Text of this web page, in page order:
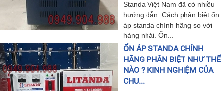
Standa Việt Nam đã có nhiều
hướng dẫn. Cách phân biệt ổn
áp standa chính hãng so với
hàng nhái. Ổn...
ỔN ÁP STANDA CHÍNH
HÃNG PHÂN BIỆT NHƯ THẾ
NÀO ? KINH NGHIỆM CỦA
CHU...